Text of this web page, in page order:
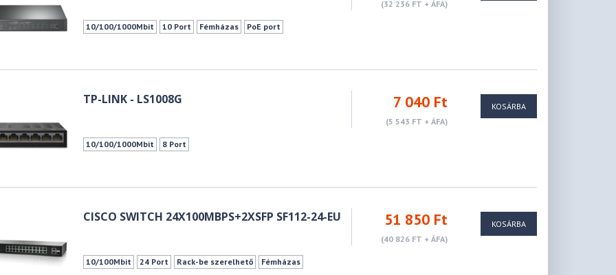
(32 236 FT + ÁFA)
10/100/1000Mbit 10 Port Fémházas PoE port
TP-LINK - LS1008G 7 040 Ft
(5 543 FT + ÁFA)
10/100/1000Mbit 8 Port
KOSÁRBA
CISCO SWITCH 24X100MBPS+2XSFP SF112-24-EU 51 850 Ft
(40 826 FT + ÁFA)
10/100Mbit 24 Port Rack-be szerelhető Fémházas
KOSÁRBA